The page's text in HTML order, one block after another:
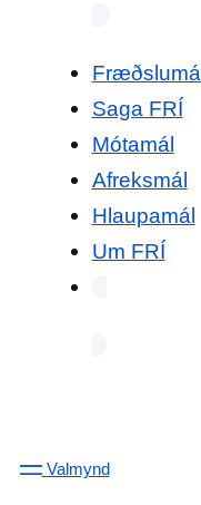
Fræðslumál
Saga FRÍ
Mótamál
Afreksmál
Hlaupamál
Um FRÍ
Valmynd